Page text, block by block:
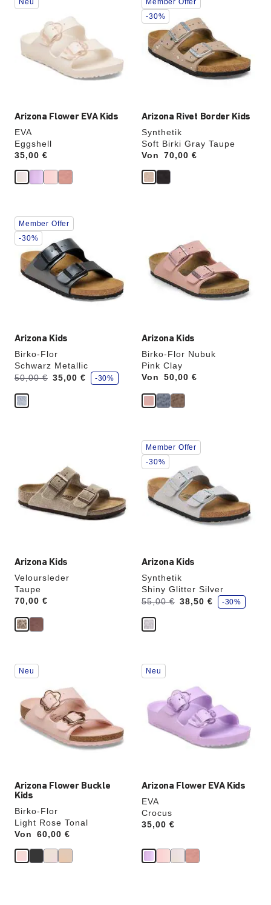
Arizona Flower EVA Kids
EVA
Eggshell
Price:
35,00 €
Anklicken
werden
die
Produktbilder
aktualisiert.
Neu
Arizona Rivet Border Kids
Synthetik
Soft Birki Gray Taupe
Von
Price:70,00 €
Anklicken
der
Farben
werden
die
Produktbilder
aktualisiert.
Member Offer
-30%
Arizona Kids
Birko-Flor
Schwarz Metallic
Vorher:
50,00 €
Jetzt 35,00 €
S
p
r
e
-30%
Durch
Anklicken
der
Farben
werden
die
Produktbilder
aktualisiert.
Member Offer
-30%
Arizona Kids
Birko-Flor Nubuk
Pink Clay
Von
Price:50,00 €
werden
die
Produktbilder
aktualisiert.
Arizona Kids
Veloursleder
Taupe
Price:
70,00 €
werden
die
Produktbilder
aktualisiert.
Arizona Kids
Synthetik
Shiny Glitter Silver
Vorher:
55,00 €
Jetzt 38,50 €
S
p
r
e
-30%
Durch
Anklicken
der
werden
die
Produktbilder
aktualisiert.
Member Offer
-30%
Arizona Flower Buckle
Kids
Birko-Flor
Light Rose Tonal
Von
Price:60,00 €
Durch
Anklicken
Farben
werden
die
Produktbilder
aktualisiert.
Neu
Arizona Flower EVA Kids
EVA
Crocus
Price:
35,00 €
Durch
Anklicken
Farben
werden
die
Produktbilder
aktualisiert.
Neu